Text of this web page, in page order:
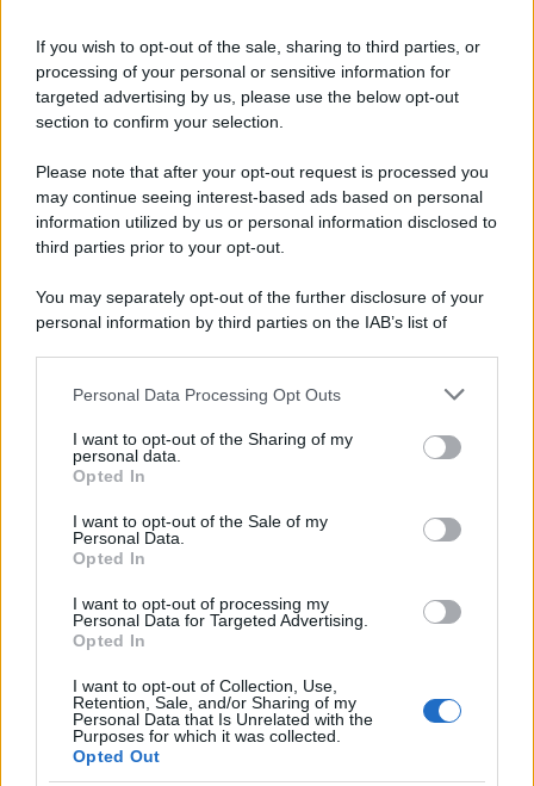
If you wish to opt-out of the sale, sharing to third parties, or
processing of your personal or sensitive information for
targeted advertising by us, please use the below opt-out
section to confirm your selection.
Please note that after your opt-out request is processed you
may continue seeing interest-based ads based on personal
information utilized by us or personal information disclosed to
third parties prior to your opt-out.
You may separately opt-out of the further disclosure of your
personal information by third parties on the IAB’s list of
This information may also be disclosed by us to third parties
disclose it to other third parties.
Please note that this website/app uses one or more Google
services and may gather and store information including but
not limited to your visit or usage behaviour. You may click to
grant or deny consent to Google and its third-party tags to
consent section.
Personal Data Processing Opt Outs
I want to opt-out of the Sharing of my
personal data.
Opted In
I want to opt-out of the Sale of my
Personal Data.
Opted In
I want to opt-out of processing my
Personal Data for Targeted Advertising.
Opted In
I want to opt-out of Collection, Use,
Retention, Sale, and/or Sharing of my
Personal Data that Is Unrelated with the
Purposes for which it was collected.
Opted Out